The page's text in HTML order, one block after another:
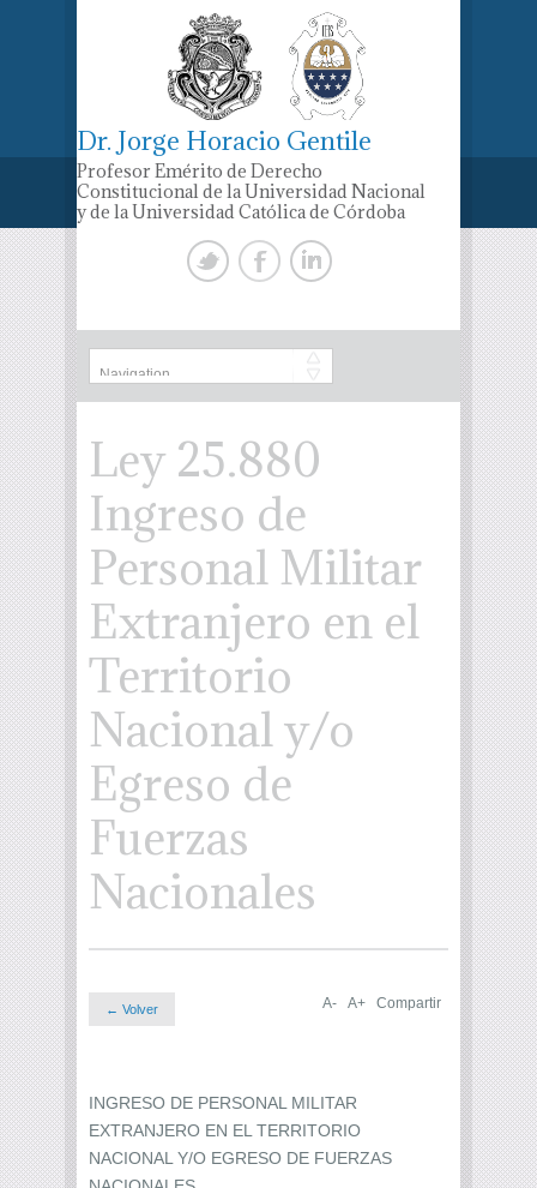
Dr. Jorge Horacio Gentile
Profesor Emérito de Derecho
Constitucional de la Universidad Nacional
y de la Universidad Católica de Córdoba
Ley 25.880
Ingreso de
Personal Militar
Extranjero en el
Territorio
Nacional y/o
Egreso de
Fuerzas
Nacionales
← Volver A- A+ Compartir
INGRESO DE PERSONAL MILITAR
EXTRANJERO EN EL TERRITORIO
NACIONAL Y/O EGRESO DE FUERZAS